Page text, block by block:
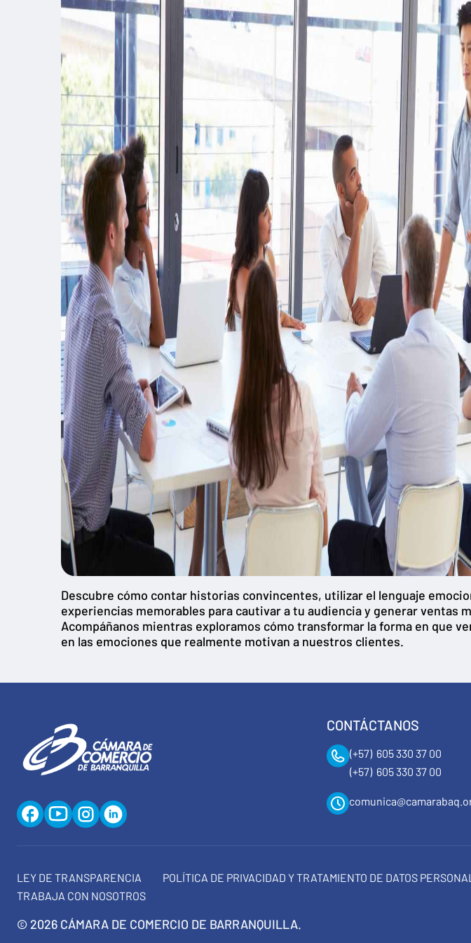
Descubre cómo contar historias convincentes, utilizar el lenguaje
experiencias memorables para cautivar a tu audiencia y generar ventas
Acompáñanos mientras exploramos cómo transformar la forma en que
en las emociones que realmente motivan a nuestros clientes.
CONTÁCTANOS
(+57) 605 330 37 00
(+57) 605 330 37 00
LEY DE TRANSPARENCIA POLÍTICA DE PRIVACIDAD Y TRATAMIENTO DE DATOS
TRABAJA CON NOSOTROS
© 2026 CÁMARA DE COMERCIO DE BARRANQUILLA.